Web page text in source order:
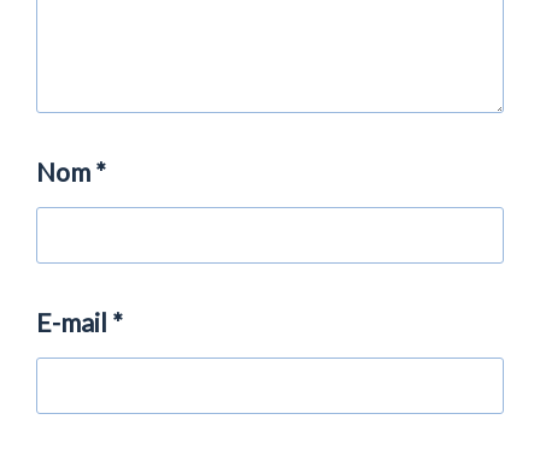
Nom*
E-mail *